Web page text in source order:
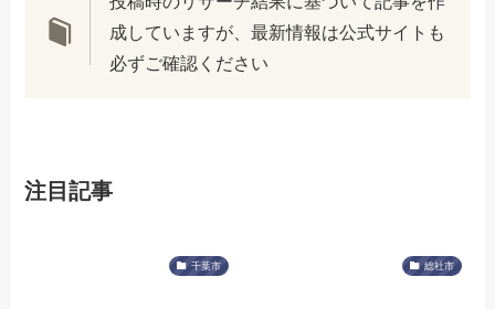
成していますが、最新情報は公式サイトも
必ずご確認ください
注目記事
千葉市 総社市